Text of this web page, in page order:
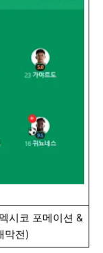
시코 포메이션 &
막전)